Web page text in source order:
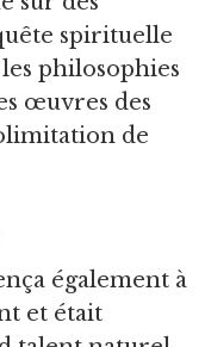
spirituelle
philosophies
œuvres des
de
également à
et était